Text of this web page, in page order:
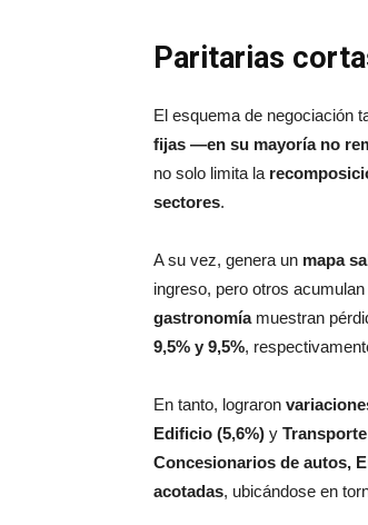
Paritarias
El esquema de negociación
fijas —en su mayoría no
no solo limita la
sectores.
A su vez, genera un mapa
ingreso, pero otros acumulan
gastronomíamuestran
9,5% y 9,5%,
En tanto, lograron
Edificio (5,6%) y
Concesionarios de autos,
acotadas, ubicándose en